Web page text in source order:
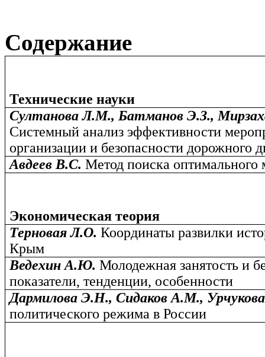
Содержание
Технические науки
Султанова Л.М., Батманов Э.З.,
Системный анализ эффективности
организации и безопасности дорожного
Авдеев В.С.Метод поиска оптимального
Экономическая теория
Терновая Л.О.Координаты развилки
Крым
Ведехин А.Ю.Молодежная занятость и
показатели, тенденции, особенности
Дармилова Э.Н., Сидаков А.М.,
политического режима в России